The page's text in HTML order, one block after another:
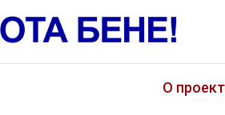
О